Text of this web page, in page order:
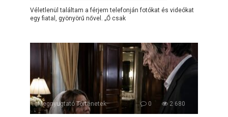
Véletlenül találtam a férjem telefonján fotókat és videókat
egy fiatal, gyönyörű nővel. „Ő csak
Megnyugtató Történetek 0 2 680